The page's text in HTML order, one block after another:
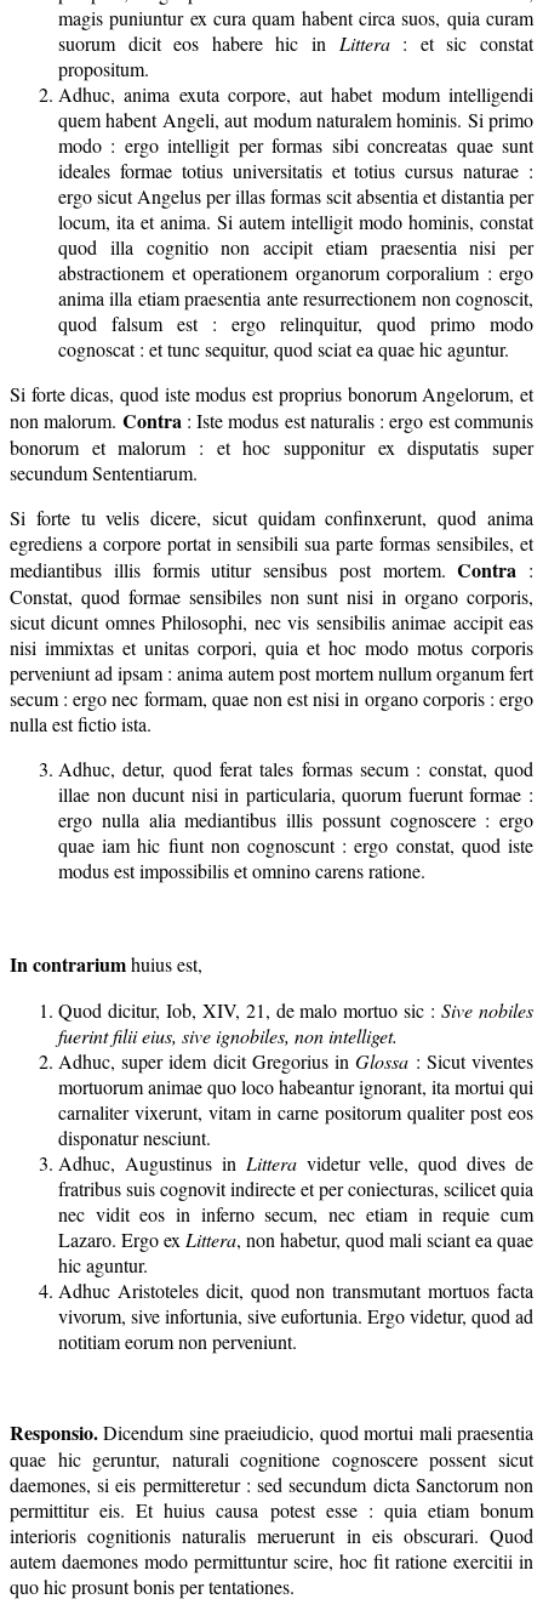
magis puniuntur ex cura quam habent circa suos, quia curam
suorum dicit eos habere hic in Littera: et sic constat
propositum.
Adhuc, anima exuta corpore, aut habet modum intelligendi
quem habent Angeli, aut modum naturalem hominis. Si primo
modo : ergo intelligit per formas sibi concreatas quae sunt
ideales formae totius universitatis et totius cursus naturae :
ergo sicut Angelus per illas formas scit absentia et distantia per
locum, ita et anima. Si autem intelligit modo hominis, constat
quod illa cognitio non accipit etiam praesentia nisi per
abstractionem et operationem organorum corporalium : ergo
anima illa etiam praesentia ante resurrectionem non cognoscit,
quod falsum est : ergo relinquitur, quod primo modo
cognoscat : et tunc sequitur, quod sciat ea quae hic aguntur.
Si forte dicas, quod iste modus est proprius bonorum Angelorum, et
non malorum. Contra : Iste modus est naturalis : ergo est communis
bonorum et malorum : et hoc supponitur ex disputatis super
secundum Sententiarum.
Si forte tu velis dicere, sicut quidam confinxerunt, quod anima
egrediens a corpore portat in sensibili sua parte formas sensibiles, et
mediantibus illis formis utitur sensibus post mortem.Contra :
Constat, quod formae sensibiles non sunt nisi in organo corporis,
sicut dicunt omnes Philosophi, nec vis sensibilis animae accipit eas
nisi immixtas et unitas corpori, quia et hoc modo motus corporis
perveniunt ad ipsam : anima autem post mortem nullum organum fert
secum : ergo nec formam, quae non est nisi in organo corporis : ergo
nulla est fictio ista.
Adhuc, detur, quod ferat tales formas secum : constat, quod
illae non ducunt nisi in particularia, quorum fuerunt formae :
ergo nulla alia mediantibus illis possunt cognoscere : ergo
quae iam hic fiunt non cognoscunt : ergo constat, quod iste
modus est impossibilis et omnino carens ratione.
In contrariumhuius est,
Quod dicitur, Iob, XIV, 21, de malo mortuo sic :Sive nobiles
fuerint filii eius, sive ignobiles, non intelliget.
Adhuc, super idem dicit Gregorius inGlossa : Sicut viventes
mortuorum animae quo loco habeantur ignorant, ita mortui qui
carnaliter vixerunt, vitam in carne positorum qualiter post eos
disponatur nesciunt.
Adhuc, Augustinus in Litteravidetur velle, quod dives de
fratribus suis cognovit indirecte et per coniecturas, scilicet quia
nec vidit eos in inferno secum, nec etiam in requie cum
Lazaro. Ergo ex Littera, non habetur, quod mali sciant ea quae
hic aguntur.
Adhuc Aristoteles dicit, quod non transmutant mortuos facta
vivorum, sive infortunia, sive eufortunia. Ergo videtur, quod ad
notitiam eorum non perveniunt.
Responsio.Dicendum sine praeiudicio, quod mortui mali praesentia
quae hic geruntur, naturali cognitione cognoscere possent sicut
daemones, si eis permitteretur : sed secundum dicta Sanctorum non
permittitur eis. Et huius causa potest esse : quia etiam bonum
interioris cognitionis naturalis meruerunt in eis obscurari. Quod
autem daemones modo permittuntur scire, hoc fit ratione exercitii in
quo hic prosunt bonis per tentationes.